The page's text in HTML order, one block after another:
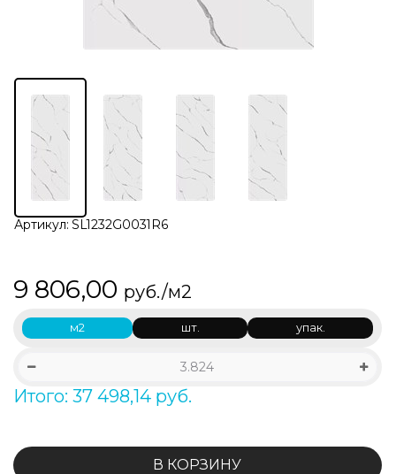
Артикул: SL1232G0031R6
9 806,00 руб./м2
м2 шт. упак.
Итого: 37 498,14 руб.
В КОРЗИНУ